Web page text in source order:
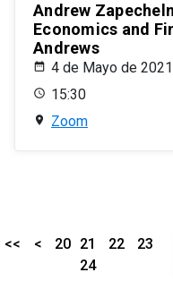
Andrew
Economics and
Andrews
4 de Mayo de 2021
15:30
Zoom
<< < 20 21 22
23
24